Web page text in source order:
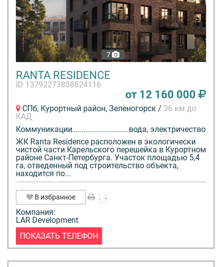
7
RANTA RESIDENCE
ID 13792273858824116
от 12 160 000
СПб, Курортный район, Зеленогорск / 36 км до
КАД
Коммуникации
вода, электричество
ЖК Ranta Residence расположен в экологически
чистой части Карельского перешейка в Курортном
районе Санкт-Петербурга. Участок площадью 5,4
га, отведенный под строительство объекта,
находится по...
В избранное
Компания:
LAR Development
ПОКАЗАТЬ ТЕЛЕФОН